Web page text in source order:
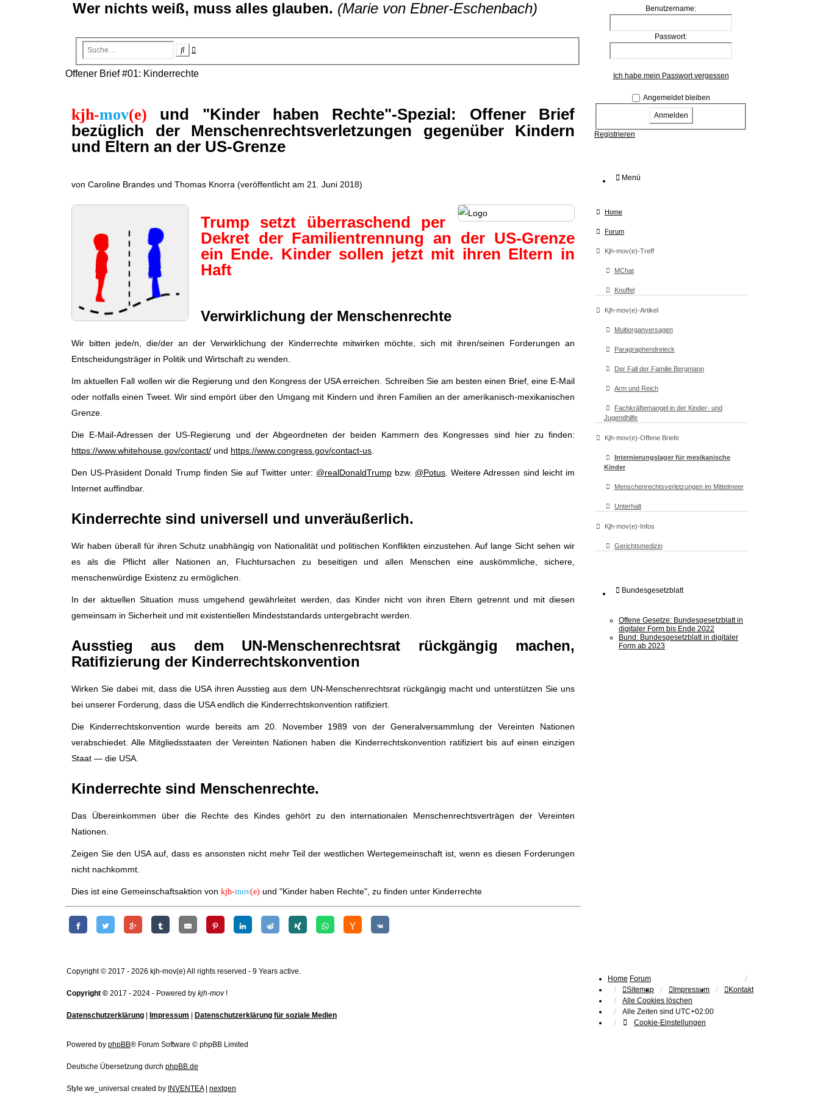
Wer nichts weiß, muss alles glauben. (Marie von Ebner-Eschenbach)
Suche
Offener Brief #01: Kinderrechte
kjh-mov(e) und "Kinder haben Rechte"-Spezial: Offener Brief
bezüglich der Menschenrechtsverletzungen gegenüber Kindern
und Eltern an der US-Grenze
von Caroline Brandes und Thomas Knorra (veröffentlicht am 21. Juni 2018)
Trump setzt überraschend per
Dekret der Familientrennung an der US-Grenze
ein Ende. Kinder sollen jetzt mit ihren Eltern in
Haft
Verwirklichung der Menschenrechte
Wir bitten jede/n, die/der an der Verwirklichung der Kinderrechte mitwirken möchte, sich mit ihren/seinen Forderungen an
Entscheidungsträger in Politik und Wirtschaft zu wenden.
Im aktuellen Fall wollen wir die Regierung und den Kongress der USA erreichen. Schreiben Sie am besten einen Brief, eine E-Mail
oder notfalls einen Tweet. Wir sind empört über den Umgang mit Kindern und ihren Familien an der amerikanisch-mexikanischen
Grenze.
Die E-Mail-Adressen der US-Regierung und der Abgeordneten der beiden Kammern des Kongresses sind hier zu finden:
https://www.whitehouse.gov/contact/ und https://www.congress.gov/contact-us
Den US-Präsident Donald Trump finden Sie auf Twitter unter: @realDonaldTrumpbzw. @Potus . Weitere Adressen sind leicht im
Internet auffindbar.
Kinderrechte sind universell und unveräußerlich.
Wir haben überall für ihren Schutz unabhängig von Nationalität und politischen Konflikten einzustehen. Auf lange Sicht sehen wir
es als die Pflicht aller Nationen an, Fluchtursachen zu beseitigen und allen Menschen eine auskömmliche, sichere,
menschenwürdige Existenz zu ermöglichen.
In der aktuellen Situation muss umgehend gewährleitet werden, das Kinder nicht von ihren Eltern getrennt und mit diesen
gemeinsam in Sicherheit und mit existentiellen Mindeststandards untergebracht werden.
Ausstieg aus dem UN-Menschenrechtsrat rückgängig machen,
Ratifizierung der Kinderrechtskonvention
Wirken Sie dabei mit, dass die USA ihren Ausstieg aus dem UN-Menschenrechtsrat rückgängig macht und unterstützen Sie uns
bei unserer Forderung, dass die USA endlich die Kinderrechtskonvention ratifiziert.
Die Kinderrechtskonvention wurde bereits am 20. November 1989 von der Generalversammlung der Vereinten Nationen
verabschiedet. Alle Mitgliedsstaaten der Vereinten Nationen haben die Kinderrechtskonvention ratifiziert bis auf einen einzigen
Staat — die USA.
Kinderrechte sind Menschenrechte.
Das Übereinkommen über die Rechte des Kindes gehört zu den internationalen Menschenrechtsverträgen der Vereinten
Nationen.
Zeigen Sie den USA auf, dass es ansonsten nicht mehr Teil der westlichen Wertegemeinschaft ist, wenn es diesen Forderungen
nicht nachkommt.
Dies ist eine Gemeinschaftsaktion von kjh-mov(e) und "Kinder haben Rechte", zu finden unter Kinderrechte
Benutzername:
Passwort:
Ich habe mein Passwort vergessen
Angemeldet bleiben
Registrieren
Menü
Home
Forum
Kjh-mov(e)-Treff
MChat
Knuffel
Kjh-mov(e)-Artikel
Multiorganversagen
Paragraphendreieck
Der Fall der Familie Bergmann
Arm und Reich
Fachkräftemangel in der Kinder- und
Jugendhilfe
Kjh-mov(e)-Offene Briefe
Internierungslager für mexikanische
Kinder
Menschenrechtsverletzungen im Mittelmeer
Unterhalt
Kjh-mov(e)-Infos
Gerichtsmedizin
Bundesgesetzblatt
Offene Gesetze: Bundesgesetzblatt in
digitaler Form bis Ende 2022
Bund: Bundesgesetzblatt in digitaler
Form ab 2023
Home Forum
Sitemap
Impressum
Kontakt
Alle Cookies löschen
Alle Zeiten sind UTC+02:00
Cookie-Einstellungen
Copyright © 2017 - 2026 kjh-mov(e) All rights reserved - 9 Years active.
Copyright © 2017 - 2024 - Powered by kjh-mov!
Datenschutzerklärung | Impressum | Datenschutzerklärung für soziale Medien
Powered by phpBB® Forum Software © phpBB Limited
Deutsche Übersetzung durch phpBB.de
Style we_universal created by INVENTEA| nextgen